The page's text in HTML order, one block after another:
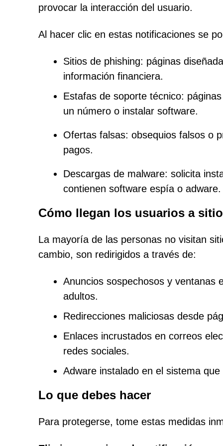
provocar la interacción del usuario.
Al hacer clic en estas notificaciones se
Sitios de phishing: páginas
información financiera.
Estafas de soporte técnico:
un número o instalar software.
Ofertas falsas: obsequios falsos o
pagos.
Descargas de malware: solicita
contienen software espía o adware.
Cómo llegan los usuarios a
La mayoría de las personas no visitan
cambio, son redirigidos a través de:
Anuncios sospechosos y ventanas
adultos.
Redirecciones maliciosas desde
Enlaces incrustados en correos
redes sociales.
Adware instalado en el sistema
Lo que debes hacer
Para protegerse, tome estas medidas